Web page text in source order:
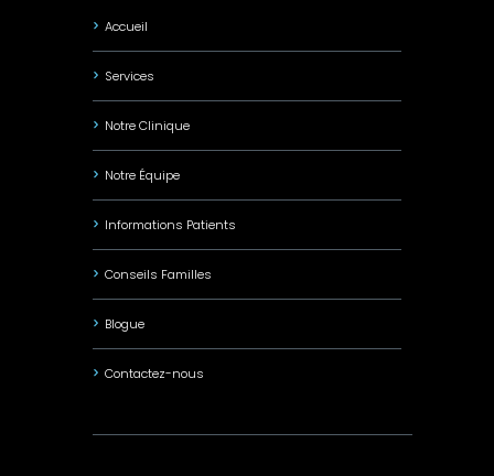
Accueil
Services
Notre Clinique
Notre Équipe
Informations Patients
Conseils Familles
Blogue
Contactez-nous